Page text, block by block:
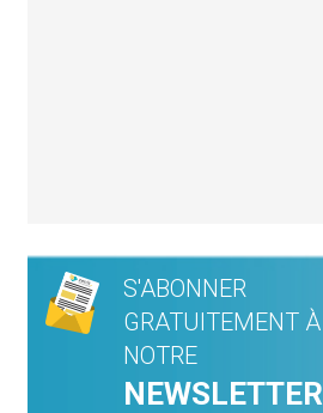
S'ABONNER
GRATUITEMENT À
NOTRE
NEWSLETTER